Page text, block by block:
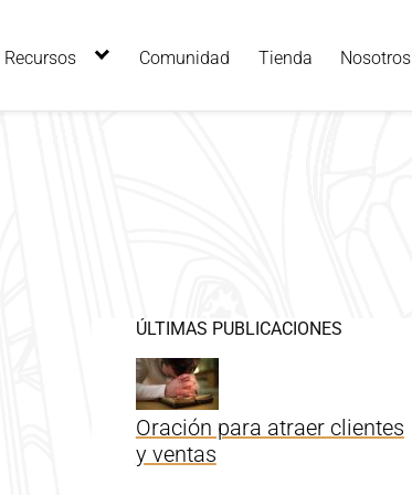
Recursos Comunidad Tienda Nosotros
ÚLTIMAS PUBLICACIONES
Oración para atraer clientes
y ventas